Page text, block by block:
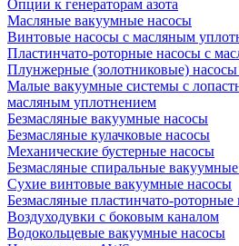
Опции к генераторам азота
Масляные вакуумные насосы
Винтовые насосы с масляным
Пластинчато-роторные насосы с
Плунжерные (золотниковые)
Малые вакуумные системы с
масляным уплотнением
Безмасляные вакуумные насосы
Безмасляные кулачковые насосы
Механические бустерные насосы
Безмасляные спиральные
Сухие винтовые вакуумные насосы
Безмасляные пластинчато-
Воздуходувки с боковым каналом
Водокольцевые вакуумные насосы